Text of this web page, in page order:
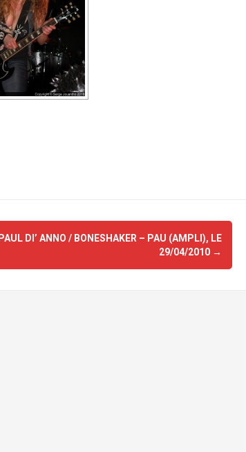
PAUL DI’ ANNO / BONESHAKER – PAU (AMPLI), LE
29/04/2010 →